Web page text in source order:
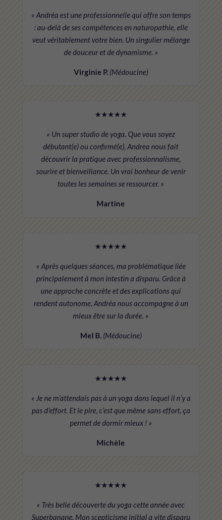
« Andréa est une professionnelle qui offre son temps
: au-delà de ses compétences en naturopathie, elle
veut véritablement votre bien. Un singulier mélange
de douceur et de dynamisme. »
Virginie P. (Médoucine)
★★★★★
« Un super studio de yoga. Que vous soyez
débutant(e) ou confirmé(e), Andrea nous fait
découvrir la pratique avec professionnalisme,
sourire et bienveillance. Un vrai bonheur de venir
toutes les semaines se ressourcer. »
Martine
★★★★★
« Après quelques séances, ma problématique liée
principalement à mon intestin a disparu. Grâce à
une approche concrète et des explications qui
rendent autonome, Andréa nous accompagne à un
mieux être sur la durée. »
Mel B. (Médoucine)
★★★★★
« Je ne m’attendais pas à un yoga dans lequel il n’y a
pas d’effort. Et le pire, c’est que même sans effort, ça
permet de dormir mieux ! »
Michèle
★★★★★
« Très belle découverte du yoga cette année avec
Superbanane. Mon scepticisme initial a vite disparu